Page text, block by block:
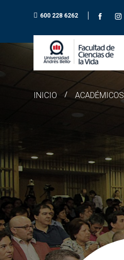
600 228 6262
INICIO / ACADÉMICOS